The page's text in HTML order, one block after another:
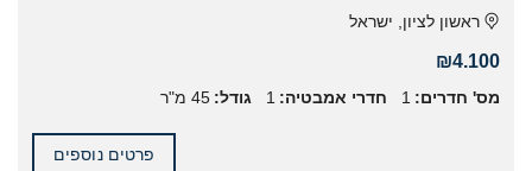
ראשון לציון, ישראל
₪4.100
מס' חדרים: 1 חדרי אמבטיה: 1 גודל: 45 מ"ר
פרטים נוספים